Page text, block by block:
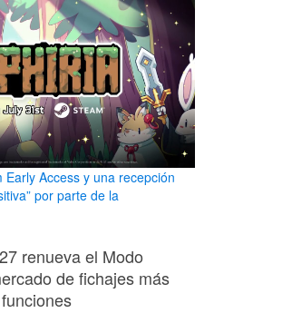
Access y una recepción
por parte de la
renueva el Modo
de fichajes más